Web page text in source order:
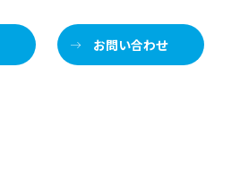
お問い合わせ